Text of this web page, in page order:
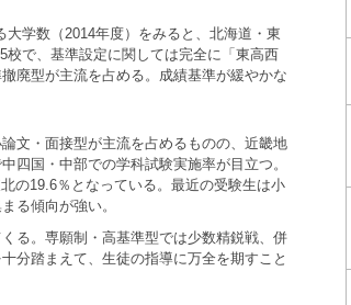
学数（2014年度）をみると、北海道・東
で、基準設定に関しては完全に「東高西
廃型が主流を占める。成績基準が緩やかな
文・面接型が主流を占めるものの、近畿地
四国・中部での学科試験実施率が目立つ。
の19.6％となっている。最近の受験生は小
る傾向が強い。
る。専願制・高基準型では少数精鋭戦、併
分踏まえて、生徒の指導に万全を期すこと